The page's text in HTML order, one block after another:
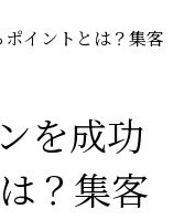
イントとは？集客
を成功
？集客